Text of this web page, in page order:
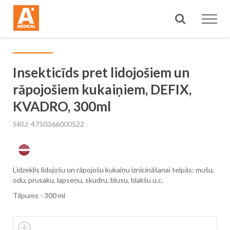
Meklēt
Insekticīds pret lidojošiem un
rāpojošiem kukaiņiem, DEFIX,
KVADRO, 300ml
SKU 4750366000522
Līdzeklis lidojošu un rāpojošu kukaiņu iznīcināšanai telpās: mušu,
odu, prusaku, lapseņu, skudru, blusu, blakšu u.c.
Tilpums - 300 ml
Skip